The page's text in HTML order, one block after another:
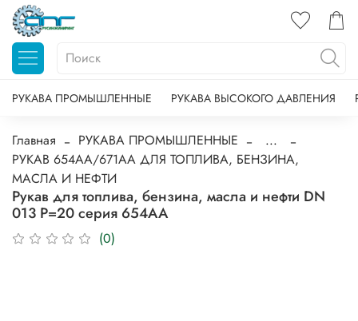
РУКАВА ПРОМЫШЛЕННЫЕ РУКАВА ВЫСОКОГО ДАВЛЕНИЯ
Главная РУКАВА ПРОМЫШЛЕННЫЕ
...
РУКАВ 654АА/671АА ДЛЯ ТОПЛИВА, БЕНЗИНА,
МАСЛА И НЕФТИ
Рукав для топлива, бензина, масла и нефти DN
013 P=20 серия 654АА
(0)